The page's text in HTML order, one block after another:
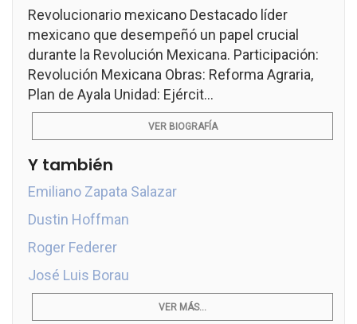
Revolucionario mexicano Destacado líder
mexicano que desempeñó un papel crucial
durante la Revolución Mexicana. Participación:
Revolución Mexicana Obras: Reforma Agraria,
Plan de Ayala Unidad: Ejércit...
VER BIOGRAFÍA
Y también
Emiliano Zapata Salazar
Dustin Hoffman
Roger Federer
José Luis Borau
VER MÁS...